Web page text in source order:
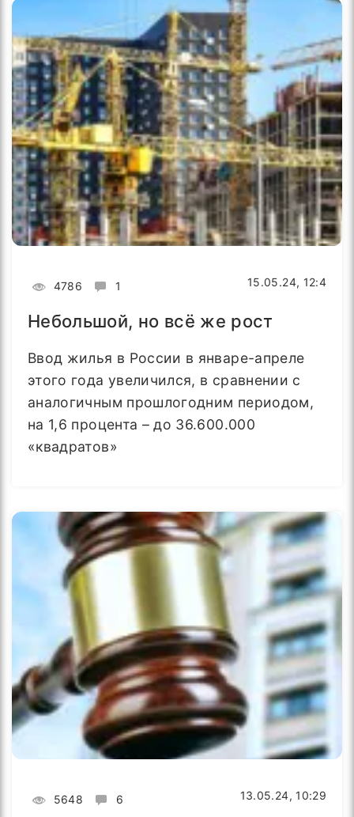
4786 1 15.05.24, 12:4
Небольшой, но всё же рост
Ввод жилья в России в январе-апреле
этого года увеличился, в сравнении с
аналогичным прошлогодним периодом,
на 1,6 процента – до 36.600.000
«квадратов»
5648 6 13.05.24, 10:29